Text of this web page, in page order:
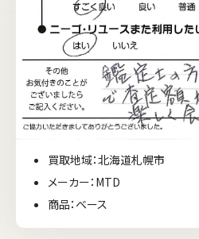
買取地域：北海道札幌市
メーカー：MTD
商品：ベース